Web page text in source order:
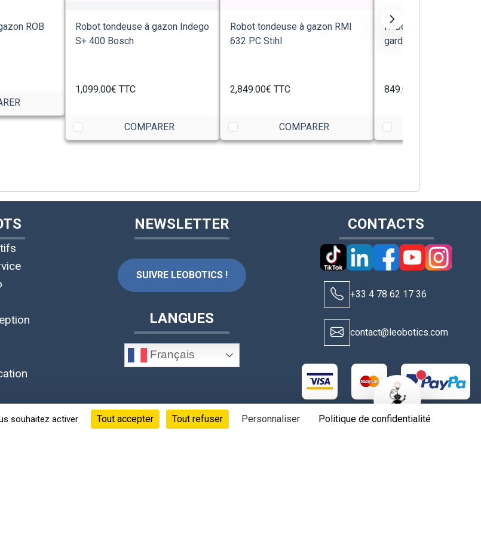
ROB
Robot tondeuse à gazon Indego
S+ 400 Bosch
1,099.00€ TTC
COMPARER
Robot tondeuse à gazon RMI
632 PC Stihl
2,849.00€ TTC
COMPARER
Robot tondeuse à
gardena SILENO
849.00€
NEWSLETTER
SUIVRE LEOBOTICS !
LANGUES
Français
CONTACTS
+33 4 78 62 17 36
contact@leobotics.com
New alerts
souhaitez activer Tout accepter Tout refuser Personnaliser Politique de confidentialité